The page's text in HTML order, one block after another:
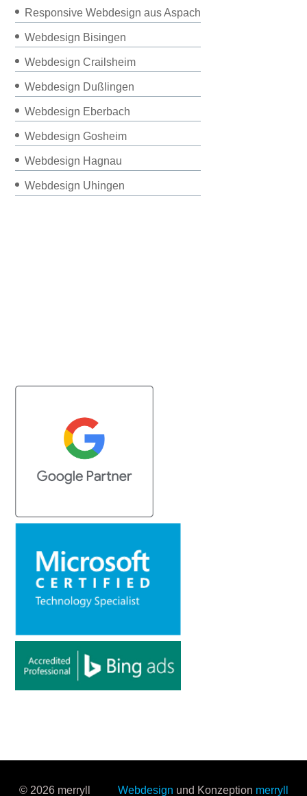
Responsive Webdesign aus Aspach
Webdesign Bisingen
Webdesign Crailsheim
Webdesign Dußlingen
Webdesign Eberbach
Webdesign Gosheim
Webdesign Hagnau
Webdesign Uhingen
© 2026 merryll Webdesign und Konzeption merryll